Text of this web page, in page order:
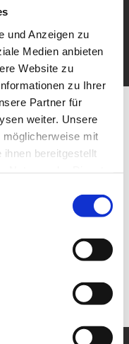
und Anzeigen zu
Medien anbieten
Website zu
zu Ihrer
Partner für
weiter. Unsere
mit
bereitgestellt